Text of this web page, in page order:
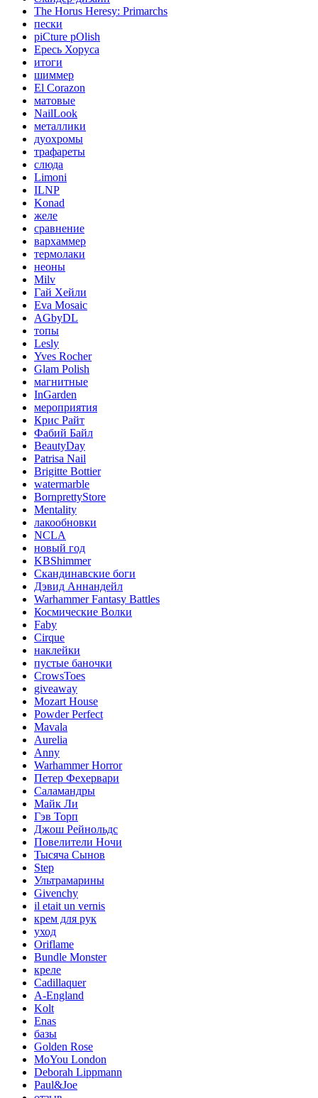
The Horus Heresy: Primarchs
пески
piCture pOlish
Ересь Хоруса
итоги
шиммер
El Corazon
матовые
NailLook
металлики
дуохромы
трафареты
слюда
Limoni
ILNP
Konad
желе
сравнение
вархаммер
термолаки
неоны
Milv
Гай Хейли
Eva Mosaic
AGbyDL
топы
Lesly
Yves Rocher
Glam Polish
магнитные
InGarden
мероприятия
Крис Райт
Фабий Байл
BeautyDay
Patrisa Nail
Brigitte Bottier
watermarble
BornprettyStore
Mentality
лакообновки
NCLA
новый год
KBShimmer
Скандинавские боги
Дэвид Аннандейл
Warhammer Fantasy Battles
Космические Волки
Faby
Cirque
наклейки
пустые баночки
CrowsToes
giveaway
Mozart House
Powder Perfect
Mavala
Aurelia
Anny
Warhammer Horror
Петер Фехервари
Саламандры
Майк Ли
Гэв Торп
Джош Рейнольдс
Повелители Ночи
Тысяча Сынов
Step
Ультрамарины
Givenchy
il etait un vernis
крем для рук
уход
Oriflame
Bundle Monster
креле
Cadillaquer
A-England
Kolt
Enas
базы
Golden Rose
MoYou London
Deborah Lippmann
Paul&Joe